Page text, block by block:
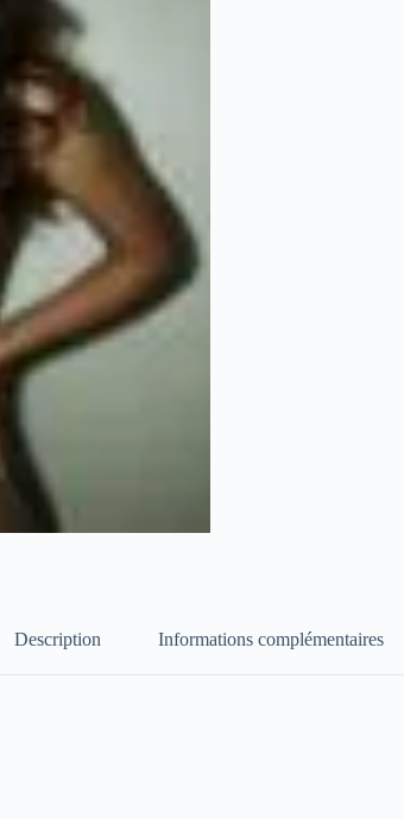
Description Informations complémentaires